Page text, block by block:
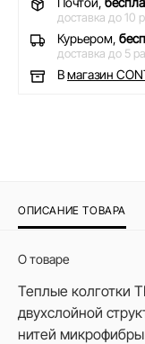
доставка до 10
Курьером,
доставка до 5
Вмагазин
ОПИСАНИЕ ТОВАРА
О товаре
Теплые колготки
двухслойной
нитей